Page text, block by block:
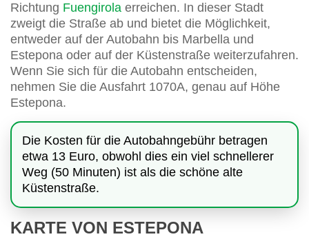
Richtung Fuengirola erreichen. In dieser Stadt
zweigt die Straße ab und bietet die Möglichkeit,
entweder auf der Autobahn bis Marbella und
Estepona oder auf der Küstenstraße weiterzufahren.
Wenn Sie sich für die Autobahn entscheiden,
nehmen Sie die Ausfahrt 1070A, genau auf Höhe
Estepona.
Die Kosten für die Autobahngebühr betragen
etwa 13 Euro, obwohl dies ein viel schnellerer
Weg (50 Minuten) ist als die schöne alte
Küstenstraße.
KARTE VON ESTEPONA